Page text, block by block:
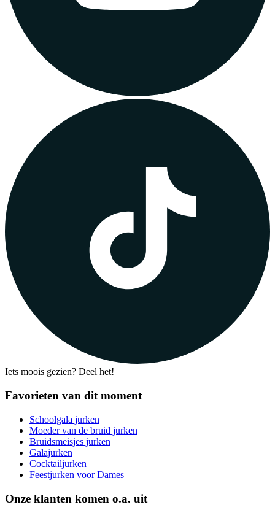
Iets moois gezien? Deel het!
Favorieten van dit moment
Schoolgala jurken
Moeder van de bruid jurken
Bruidsmeisjes jurken
Galajurken
Cocktailjurken
Feestjurken voor Dames
Onze klanten komen o.a. uit